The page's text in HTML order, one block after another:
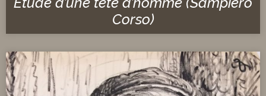
Corso)